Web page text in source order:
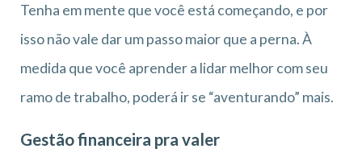
Tenha em mente que você está começando, e por
isso não vale dar um passo maior que a perna. À
medida que você aprender a lidar melhor com seu
ramo de trabalho, poderá ir se “aventurando” mais.
Gestão financeira pra valer